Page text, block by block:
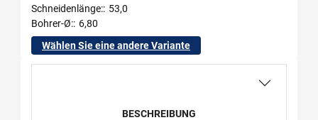
Schneidenlänge: 53,0
Bohrer-Ø: 6,80
Wählen Sie eine andere Variante
BESCHREIBUNG